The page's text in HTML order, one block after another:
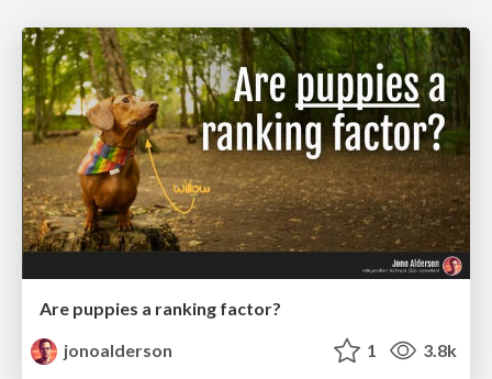
Are puppies a ranking factor?
jonoalderson
1 3.8k